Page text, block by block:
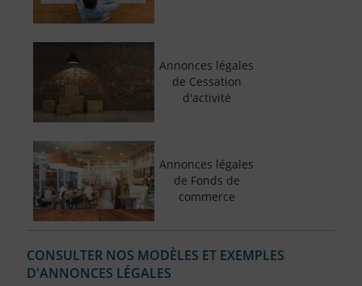
Annonces légales
de Cessation
d'activité
Annonces légales
de Fonds de
commerce
CONSULTER NOS MODÈLES ET EXEMPLES
D'ANNONCES LÉGALES